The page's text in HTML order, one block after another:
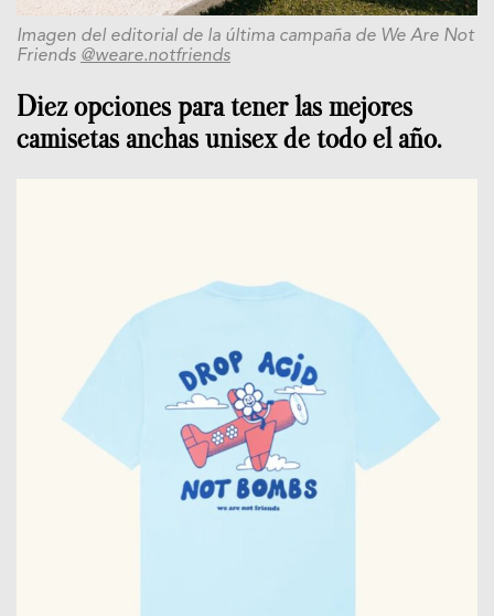
Imagen del editorial de la última campaña de We Are Not
Friends @weare.notfriends
Diez opciones para tener las mejores
camisetas anchas unisex de todo el año.